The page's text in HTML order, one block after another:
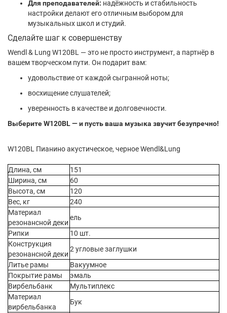
Для преподавателей: надёжность и стабильность
настройки делают его отличным выбором для
музыкальных школ и студий.
Сделайте шаг к совершенству
Wendl & Lung W120BL — это не просто инструмент, а партнёр в
вашем творческом пути. Он подарит вам:
удовольствие от каждой сыгранной ноты;
восхищение слушателей;
уверенность в качестве и долговечности.
Выберите W120BL — и пусть ваша музыка звучит безупречно!
W120BL Пианино акустическое, черное Wendl&Lung
Длина, см
151
Ширина, см
60
Высота, см
120
Вес, кг
240
Материал
резонансной деки
ель
Рипки
10 шт.
Конструкция
резонансной деки
2 угловые заглушки
Литье рамы
Вакуумное
Покрытие рамы
эмаль
Вирбельбанк
Мультиплекс
Материал
вирбельбанка
Бук